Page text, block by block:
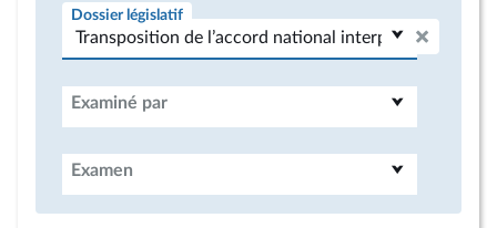
Dossier législatif
Examiné par
Examen